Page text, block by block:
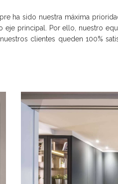
ha sido nuestra máxima
principal. Por ello, nuestro
clientes queden 100%